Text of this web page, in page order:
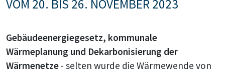
VOM 20. BIS 26. NOVEMBER 2023
Gebäudeenergiegesetz, kommunale
Wärmeplanung und Dekarbonisierung der
Wärmenetze - selten wurde die Wärmewende von